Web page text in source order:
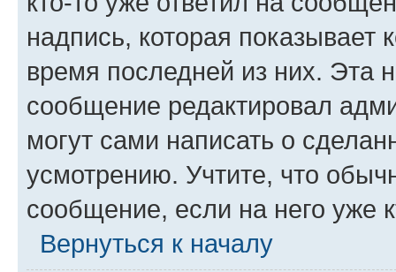
надпись, которая показывает
время последней из них. Эта
сообщение редактировал
могут сами написать о
усмотрению. Учтите, что
сообщение, если на него уже
Вернуться к началу